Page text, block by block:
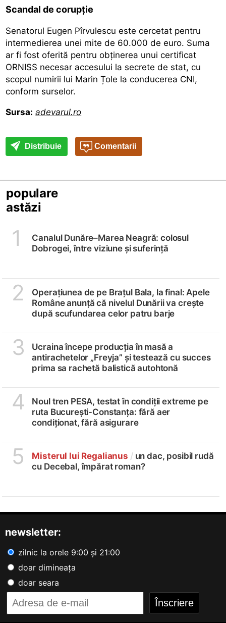
Scandal de corupție
Senatorul Eugen Pîrvulescu este cercetat pentru
intermedierea unei mite de 60.000 de euro. Suma
ar fi fost oferită pentru obținerea unui certificat
ORNISS necesar accesului la secrete de stat, cu
scopul numirii lui Marin Țole la conducerea CNI,
conform surselor.
Sursa: adevarul.ro
Distribuie Comentarii
populare
astăzi
1
Canalul Dunăre–Marea Neagră: colosul
Dobrogei, între viziune și suferință
2
Operațiunea de pe Brațul Bala, la final: Apele
Române anunță că nivelul Dunării va crește
după scufundarea celor patru barje
3
Ucraina începe producția în masă a
antirachetelor „Freyja” și testează cu succes
prima sa rachetă balistică autohtonă
4
Noul tren PESA, testat în condiții extreme pe
ruta București-Constanța: fără aer
condiționat, fără asigurare
5 Misterul lui Regalianus /un dac, posibil rudă
cu Decebal, împărat roman?
newsletter:
zilnic la orele 9:00 și 21:00
doar dimineața
doar seara